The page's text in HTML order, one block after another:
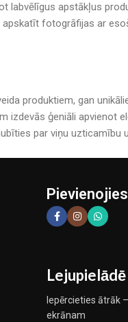
labvēlīgus apstākļus
fotogrāfijas ar
produktiem, gan
ģeniāli apvienot
par viņu uzticamību
Iepērcieties ātrāk
ekrānam